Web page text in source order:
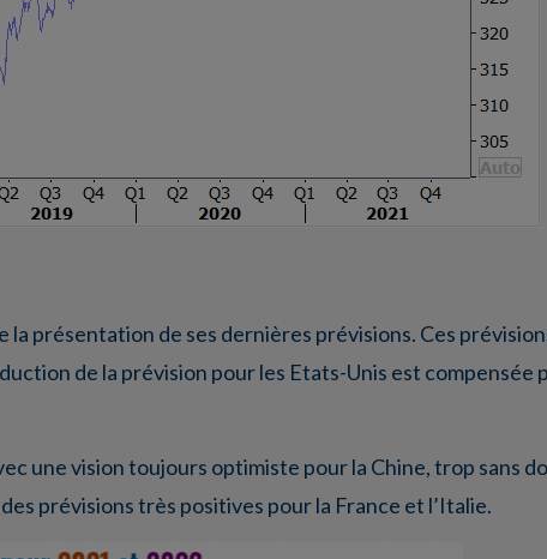
la présentation de ses dernières prévisions. Ces
de la prévision pour les Etats-Unis est compensée
une vision toujours optimiste pour la Chine, trop sans
prévisions très positives pour la France et l’Italie.